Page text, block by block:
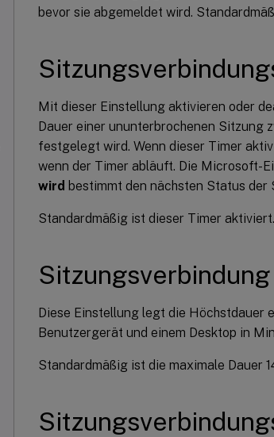
bevor sie abgemeldet wird.
Mit dieser Einstellung aktivieren oder
Dauer einer ununterbrochenen Sitzung
festgelegt wird. Wenn dieser Timer
wenn der Timer abläuft. Die Microsoft-
wird bestimmt den nächsten Status der
Standardmäßig ist dieser Timer aktiviert.
Diese Einstellung legt die Höchstdauer
Benutzergerät und einem Desktop in
Standardmäßig ist die maximale Dauer